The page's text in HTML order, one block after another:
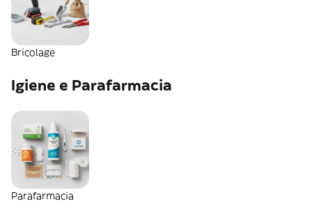
Bricolage
Igiene e Parafarmacia
Parafarmacia